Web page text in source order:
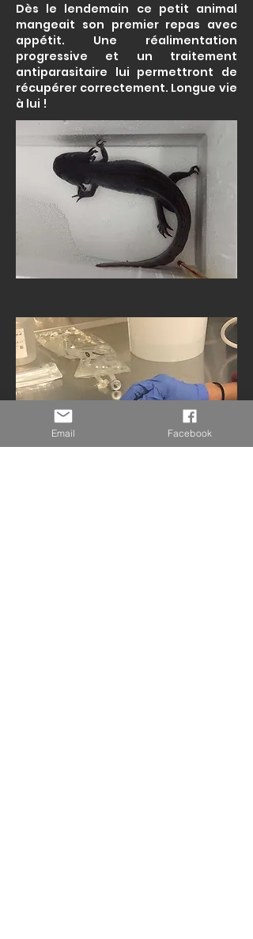
Dès le lendemain ce petit animal
mangeait son premier repas avec
appétit. Une réalimentation
progressive et un traitement
antiparasitaire lui permettront de
récupérer correctement. Longue vie
à lui !
Email Facebook